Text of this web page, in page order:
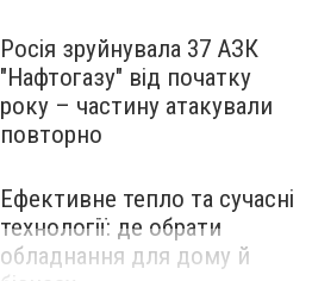
Росія зруйнувала 37 АЗК
"Нафтогазу" від початку
року – частину атакували
повторно
Ефективне тепло та сучасні
технології: де обрати
обладнання для дому й